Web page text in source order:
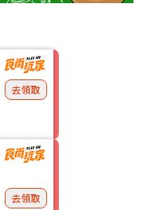
去領取
去領取